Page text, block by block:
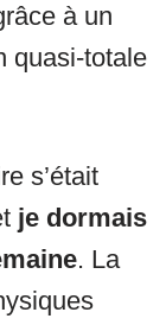
à un
quasi-totale
s’était
je dormais
. La